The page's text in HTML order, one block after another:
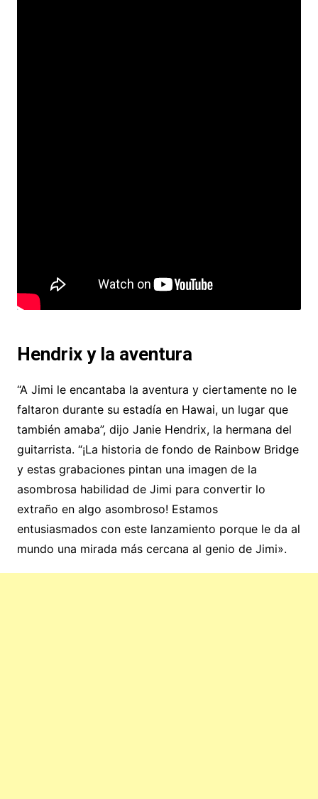
Hendrix y la aventura
“A Jimi le encantaba la aventura y ciertamente no le
faltaron durante su estadía en Hawai, un lugar que
también amaba”, dijo Janie Hendrix, la hermana del
guitarrista. “¡La historia de fondo de Rainbow Bridge
y estas grabaciones pintan una imagen de la
asombrosa habilidad de Jimi para convertir lo
extraño en algo asombroso! Estamos
entusiasmados con este lanzamiento porque le da al
mundo una mirada más cercana al genio de Jimi».